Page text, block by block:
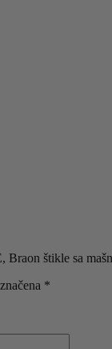
štikle sa
*